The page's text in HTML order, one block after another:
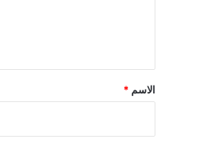
*
الاسم *